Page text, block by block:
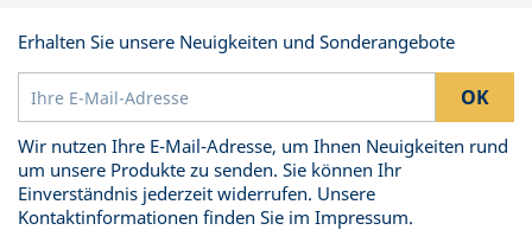
Erhalten Sie unsere Neuigkeiten und Sonderangebote
Wir nutzen Ihre E-Mail-Adresse, um Ihnen Neuigkeiten rund
um unsere Produkte zu senden. Sie können Ihr
Einverständnis jederzeit widerrufen. Unsere
Kontaktinformationen finden Sie im Impressum.